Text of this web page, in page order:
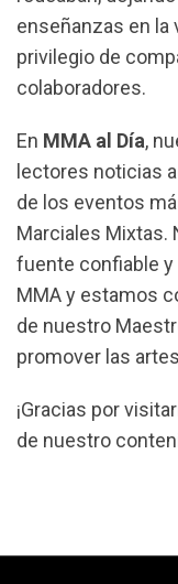
enseñanzas en la
privilegio de
colaboradores.
En MMA al Día,
lectores noticias
de los eventos
Marciales Mixtas.
fuente confiable y
MMA y estamos
de nuestro
promover las
¡Gracias por
de nuestro